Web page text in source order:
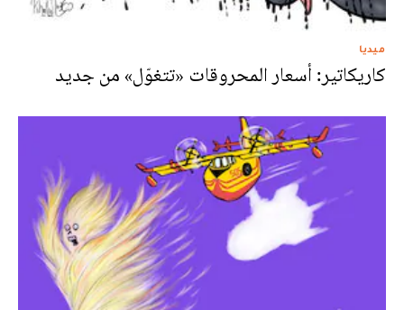
ميديا
كاريكاتير: أسعار المحروقات «تتغوّل» من جديد